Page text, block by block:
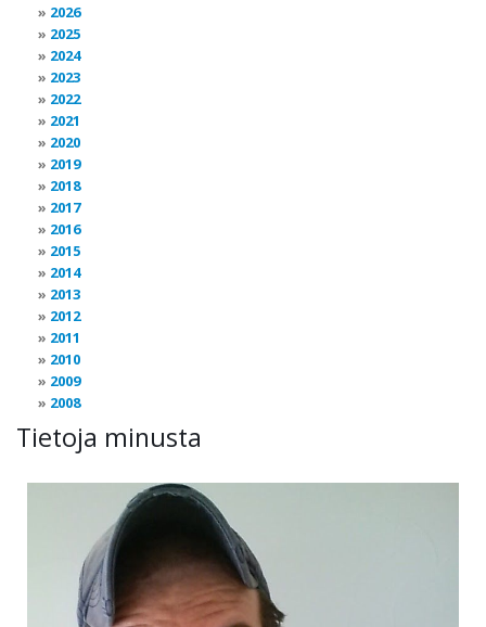
2026
2025
2024
2023
2022
2021
2020
2019
2018
2017
2016
2015
2014
2013
2012
2011
2010
2009
2008
Tietoja minusta